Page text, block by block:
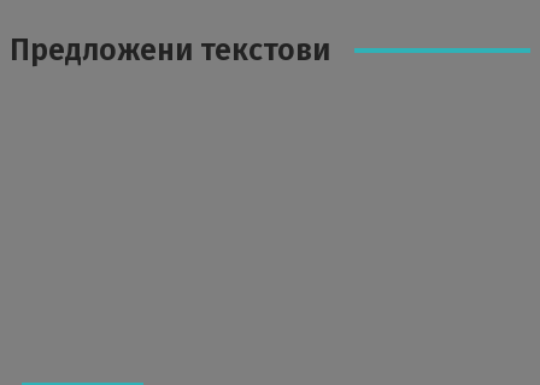
Предложени текстови